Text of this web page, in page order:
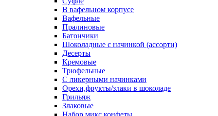
В вафельном корпусе
Вафельные
Пралиновые
Батончики
Шоколадные с начинкой (ассорти)
Десерты
Кремовые
Трюфельные
С ликерными начинками
Орехи,фрукты/злаки в шоколаде
Грильяж
Злаковые
Набор микс конфеты